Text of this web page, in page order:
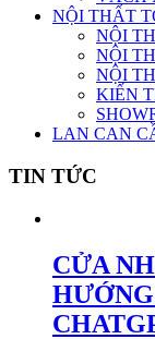
NỘI THẤT
NỘI
NỘI
NỘI
KIẾN
LAN CAN
TIN TỨC
CỬA